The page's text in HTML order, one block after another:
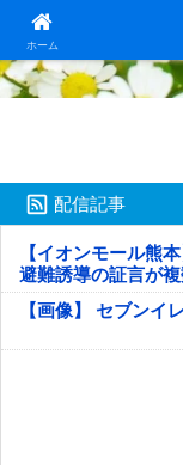
ホーム日本第一！ニ
配信記事
【イオンモール熊
避難誘導の証言が
疑い
【画像】 セブンイ